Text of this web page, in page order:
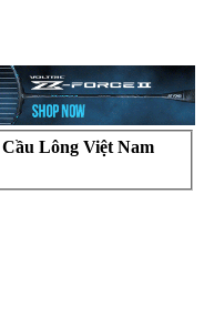
Lông Việt Nam